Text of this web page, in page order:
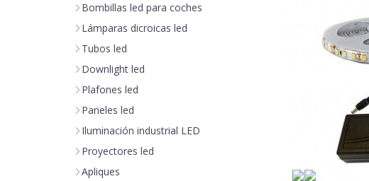
Bombillas led para coches
Lámparas dicroicas led
Tubos led
Downlight led
Plafones led
Paneles led
Iluminación industrial LED
Proyectores led
Apliques